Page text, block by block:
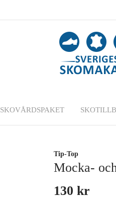
SKOVÅRDSPAKET
Tip-Top
Mocka-
130 kr